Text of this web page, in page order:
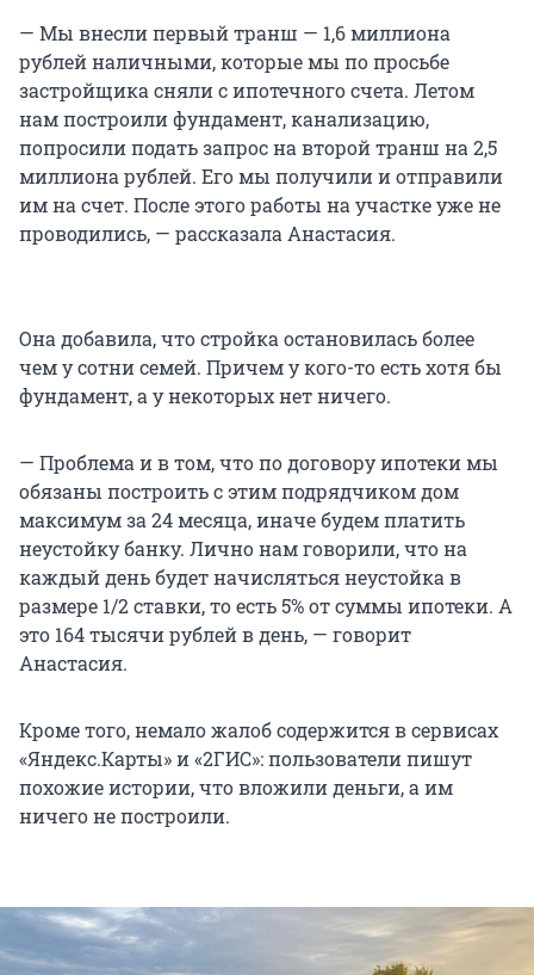
— Мы внесли первый транш — 1,6 миллиона
рублей наличными, которые мы по просьбе
застройщика сняли с ипотечного счета. Летом
нам построили фундамент, канализацию,
попросили подать запрос на второй транш на 2,5
миллиона рублей. Его мы получили и отправили
им на счет. После этого работы на участке уже не
проводились, — рассказала Анастасия.
Она добавила, что стройка остановилась более
чем у сотни семей. Причем у кого-то есть хотя бы
фундамент, а у некоторых нет ничего.
— Проблема и в том, что по договору ипотеки мы
обязаны построить с этим подрядчиком дом
максимум за 24 месяца, иначе будем платить
неустойку банку. Лично нам говорили, что на
каждый день будет начисляться неустойка в
размере 1/2 ставки, то есть 5% от суммы ипотеки. А
это 164 тысячи рублей в день, — говорит
Анастасия.
Кроме того, немало жалоб содержится в сервисах
«Яндекс.Карты» и «2ГИС»: пользователи пишут
похожие истории, что вложили деньги, а им
ничего не построили.